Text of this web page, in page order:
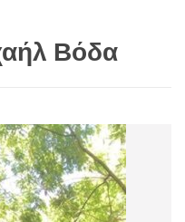
Βόδα